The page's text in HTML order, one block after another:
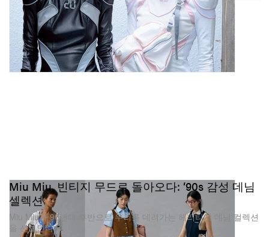
Miu Miu, 빈티지 무드로 돌아오다: ‘90s 감성 데님
셀렉션
Miu Miu가 90년대 후반으로 우리를 데려가는 헤리티지 데님 컬렉션
을 선보인다.